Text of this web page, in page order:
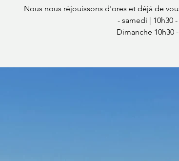
Nous nous réjouissons d'ores et déjà de
- samedi | 10h30 -
Dimanche 10h30